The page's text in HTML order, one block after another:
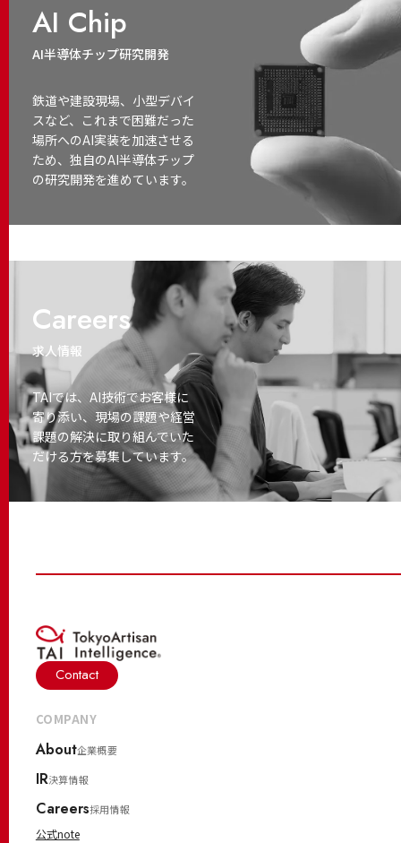
AI Chip
AI半導体チップ研究開発
鉄道や建設現場、小型デバイ
スなど、これまで困難だった
場所へのAI実装を加速させる
ため、独自のAI半導体チップ
の研究開発を進めています。
Careers
求人情報
TAIでは、AI技術でお客様に
寄り添い、 現場の課題や経営
課題の解決に取り組んでいた
だける方を募集しています。
Contact
COMPANY
About企業概要
IR決算情報
Careers採用情報
公式note